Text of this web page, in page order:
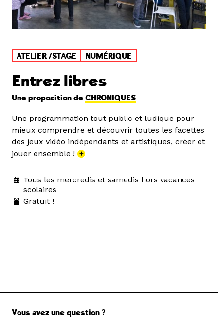
ATELIER /STAGE NUMÉRIQUE
Entrez libres
Une proposition de CHRONIQUES
Une programmation tout public et ludique pour
mieux comprendre et découvrir toutes les facettes
des jeux vidéo indépendants et artistiques, créer et
jouer ensemble ! +
Tous les mercredis et samedis hors vacances
scolaires
Gratuit !
Vous avez une question ?